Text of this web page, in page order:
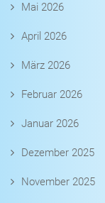
Mai 2026
April 2026
März 2026
Februar 2026
Januar 2026
Dezember 2025
November 2025